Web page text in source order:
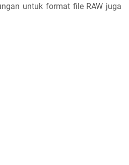
untuk format file RAW juga